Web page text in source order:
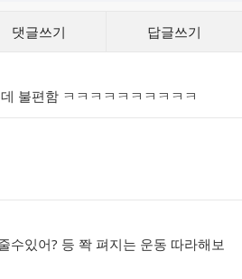
댓글쓰기 답글쓰기
불편함 ㅋㅋㅋㅋㅋㅋㅋㅋㅋㅋ
수있어? 등 쫙 펴지는 운동 따라해보